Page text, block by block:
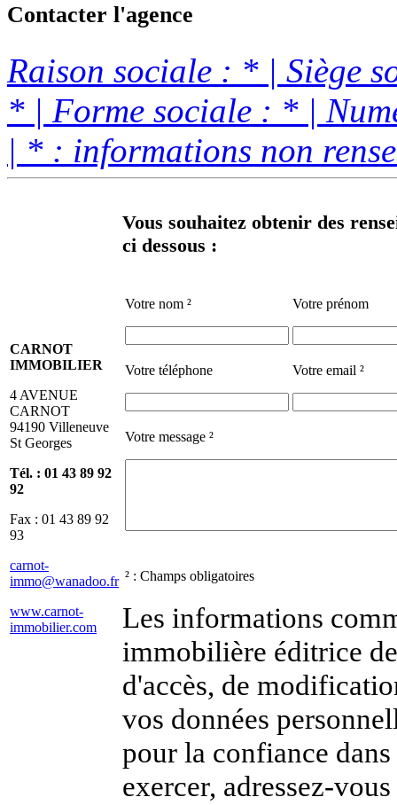
Contacter l'agence
Raison sociale : * | Siège
* | Forme sociale : * |
| * : informations non
CARNOT
IMMOBILIER
4 AVENUE
CARNOT
94190 Villeneuve
St Georges
Tél. : 01 43 89 92
92
Fax : 01 43 89 92
93
carnot-
immo@wanadoo.fr
www.carnot-
immobilier.com
Vous souhaitez obtenir des
ci dessous :
Votre nom ² Votre prénom
Votre téléphone Votre email ²
Votre message ²
² : Champs obligatoires
Les informations
immobilière éditrice
d'accès, de
vos données
pour la confiance
exercer, adressez-vous